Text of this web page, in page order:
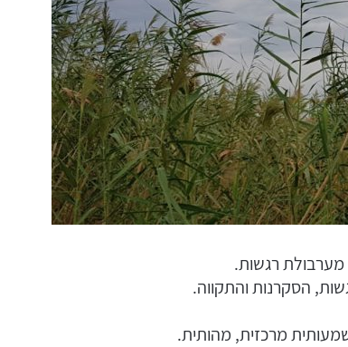
הסקרנות והתקווה.
מרכזית, מהותית.